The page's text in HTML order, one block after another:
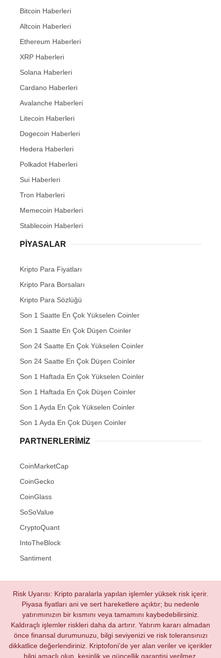
Bitcoin Haberleri
Altcoin Haberleri
Ethereum Haberleri
XRP Haberleri
Solana Haberleri
Cardano Haberleri
Avalanche Haberleri
Litecoin Haberleri
Dogecoin Haberleri
Hedera Haberleri
Polkadot Haberleri
Sui Haberleri
Tron Haberleri
Memecoin Haberleri
Stablecoin Haberleri
PIYASALAR
Kripto Para Fiyatları
Kripto Para Borsaları
Kripto Para Sözlüğü
Son 1 Saatte En Çok Yükselen Coinler
Son 1 Saatte En Çok Düşen Coinler
Son 24 Saatte En Çok Yükselen Coinler
Son 24 Saatte En Çok Düşen Coinler
Son 1 Haftada En Çok Yükselen Coinler
Son 1 Haftada En Çok Düşen Coinler
Son 1 Ayda En Çok Yükselen Coinler
Son 1 Ayda En Çok Düşen Coinler
PARTNERLERIMIZ
CoinMarketCap
CoinGecko
CoinGlass
SoSoValue
CryptoQuant
IntoTheBlock
Santiment
Risk Uyarısı: Kripto paralarla yapılan işlemler yüksek risk içerir.
Piyasa fiyatları ani ve sert hareketlere açıktır; bu nedenle
yatırımınızın bir kısmını veya tamamını kaybedebilirsiniz.
Kaldıraçlı işlemler riskleri daha da artırır. Yatırım kararı almadan
önce finansal durumunuzu, bilgi seviyenizi ve risk toleransınızı
dikkatlice değerlendiriniz. Kriptofoni’de yer alan veriler ve içerikler
bilgi amaçlı olup, kesinlik ve güncellik garantisi verilmez.